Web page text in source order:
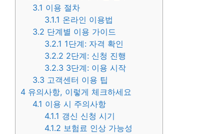
3.1 이용 절차
3.1.1 온라인 이용법
3.2 단계별 이용 가이드
3.2.1 1단계: 자격 확인
3.2.2 2단계: 신청 진행
3.2.3 3단계: 이용 시작
3.3 고객센터 이용 팁
4 유의사항, 이렇게 체크하세요
4.1 이용 시 주의사항
4.1.1 갱신 신청 시기
4.1.2 보험료 인상 가능성